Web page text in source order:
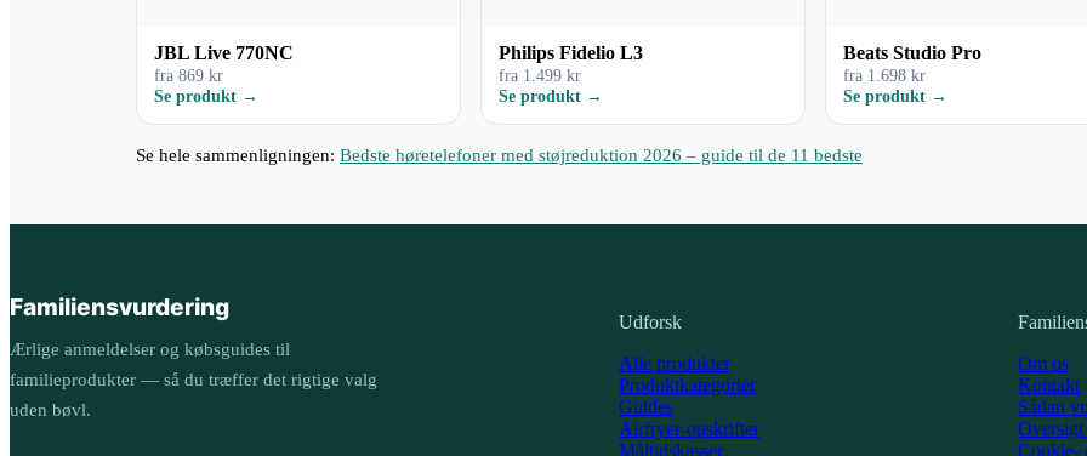
JBL Live 770NC
fra 869 kr
Se produkt →
Philips Fidelio L3
fra 1.499 kr
Se produkt →
Beats Studio Pro
fra 1.698 kr
Se produkt →
Se hele sammenligningen: Bedste høretelefoner med støjreduktion 2026 – guide til de 11 bedste
Familiensvurdering
Ærlige anmeldelser og købsguides til
familieprodukter — så du træffer det rigtige valg
uden bøvl.
Udforsk
Alle produkter
Produktkategorier
Guides
Airfryer-opskrifter
Måltidskasser
Om os
Kontakt
Sådan
Cookie-